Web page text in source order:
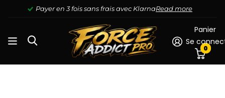
Payer en 3 fois sans frais avec KlarnaRead more
Se
Panier
0